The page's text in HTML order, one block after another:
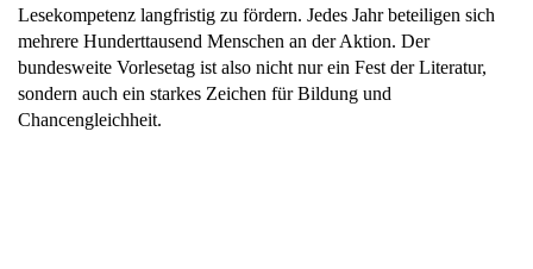
Lesekompetenz langfristig zu fördern. Jedes Jahr beteiligen sich
mehrere Hunderttausend Menschen an der Aktion. Der
bundesweite Vorlesetag ist also nicht nur ein Fest der Literatur,
sondern auch ein starkes Zeichen für Bildung und
Chancengleichheit.